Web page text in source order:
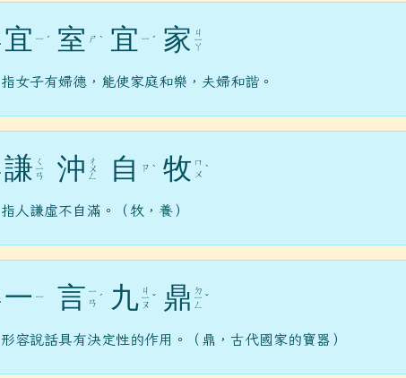
宜 ㄧ ˊ 室 ㄕ ˋ 宜 ㄧ ˊ 家 ㄐ
ㄧ
ㄚ
指女子有婦德，能使家庭和樂，夫婦和諧。
謙 ㄑ
ㄧ
ㄢ 沖 ㄔ
ㄨ
ㄥ 自 ㄗ ˋ 牧 ㄇ
ㄨ ˋ
指人謙虛不自滿。（牧，養）
一 ㄧ 言 ㄧ
ㄢ ˊ 九 ㄐ
ㄧ
ㄡ
ˇ 鼎 ㄉ
ㄧ
ㄥ
ˇ
形容說話具有決定性的作用。（鼎，古代國家的寶器）